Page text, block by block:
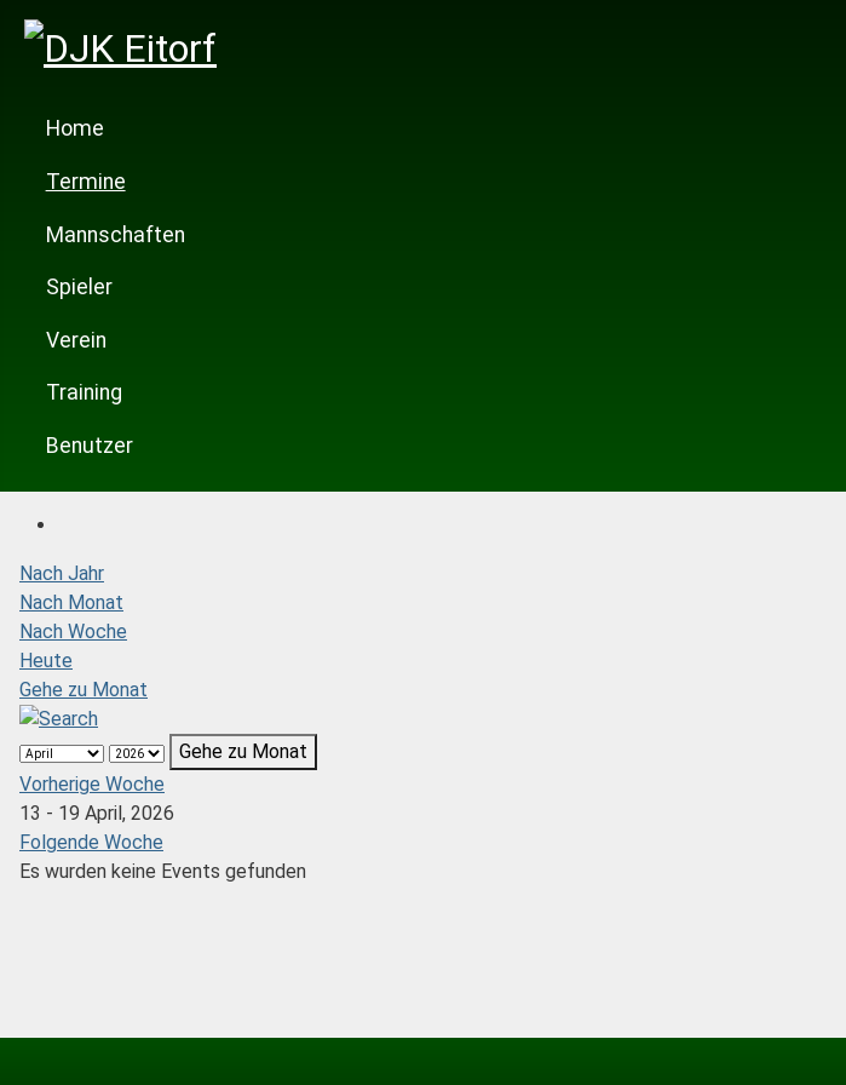
Home
Termine
Mannschaften
Spieler
Verein
Training
Benutzer
Nach Jahr
Nach Monat
Nach Woche
Heute
Gehe zu Monat
Gehe zu Monat
Vorherige Woche
13 - 19 April, 2026
Folgende Woche
Es wurden keine Events gefunden